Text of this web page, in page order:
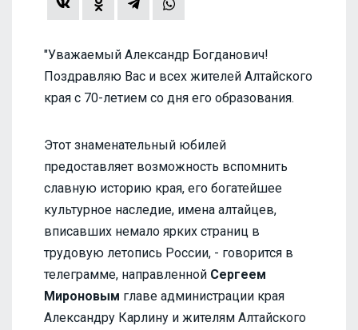
"Уважаемый Александр Богданович!
Поздравляю Вас и всех жителей Алтайского
края с 70-летием со дня его образования.
Этот знаменательный юбилей
предоставляет возможность вспомнить
славную историю края, его богатейшее
культурное наследие, имена алтайцев,
вписавших немало ярких страниц в
трудовую летопись России, - говорится в
телеграмме, направленной Сергеем
Мироновым главе администрации края
Александру Карлину и жителям Алтайского